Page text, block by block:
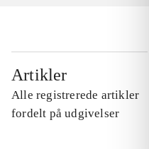
Artikler
Alle registrerede artikler
fordelt på udgivelser